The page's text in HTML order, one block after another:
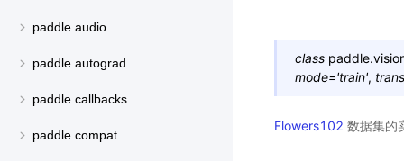
paddle.audio
paddle.autograd
paddle.callbacks
paddle.compat
class
mode='train',
Flowers102 数据集的